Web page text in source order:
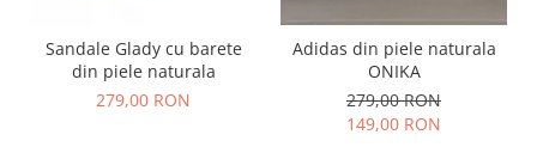
Sandale Glady cu barete
din piele naturala
279,00 RON
Adidas din piele naturala
ONIKA
279,00 RON
149,00 RON